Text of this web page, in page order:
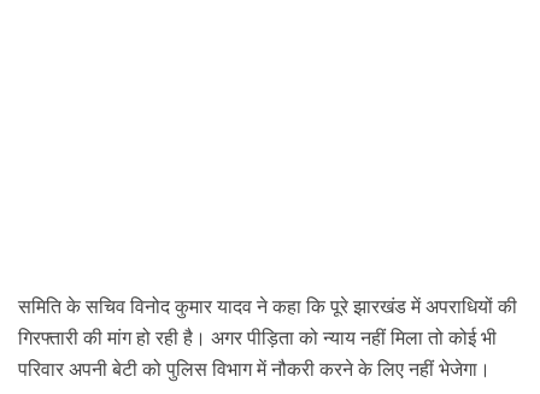
समिति के सचिव विनोद कुमार यादव ने कहा कि पूरे झारखंड मेंअपराधियों की
गिरफ्तारीकी मांग हो रही है। अगर पीड़िता को न्याय नहीं मिला तो कोई भी
परिवार अपनी बेटी को पुलिस विभाग में नौकरी करने के लिए नहीं भेजेगा।